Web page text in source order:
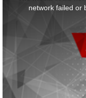
network failed or